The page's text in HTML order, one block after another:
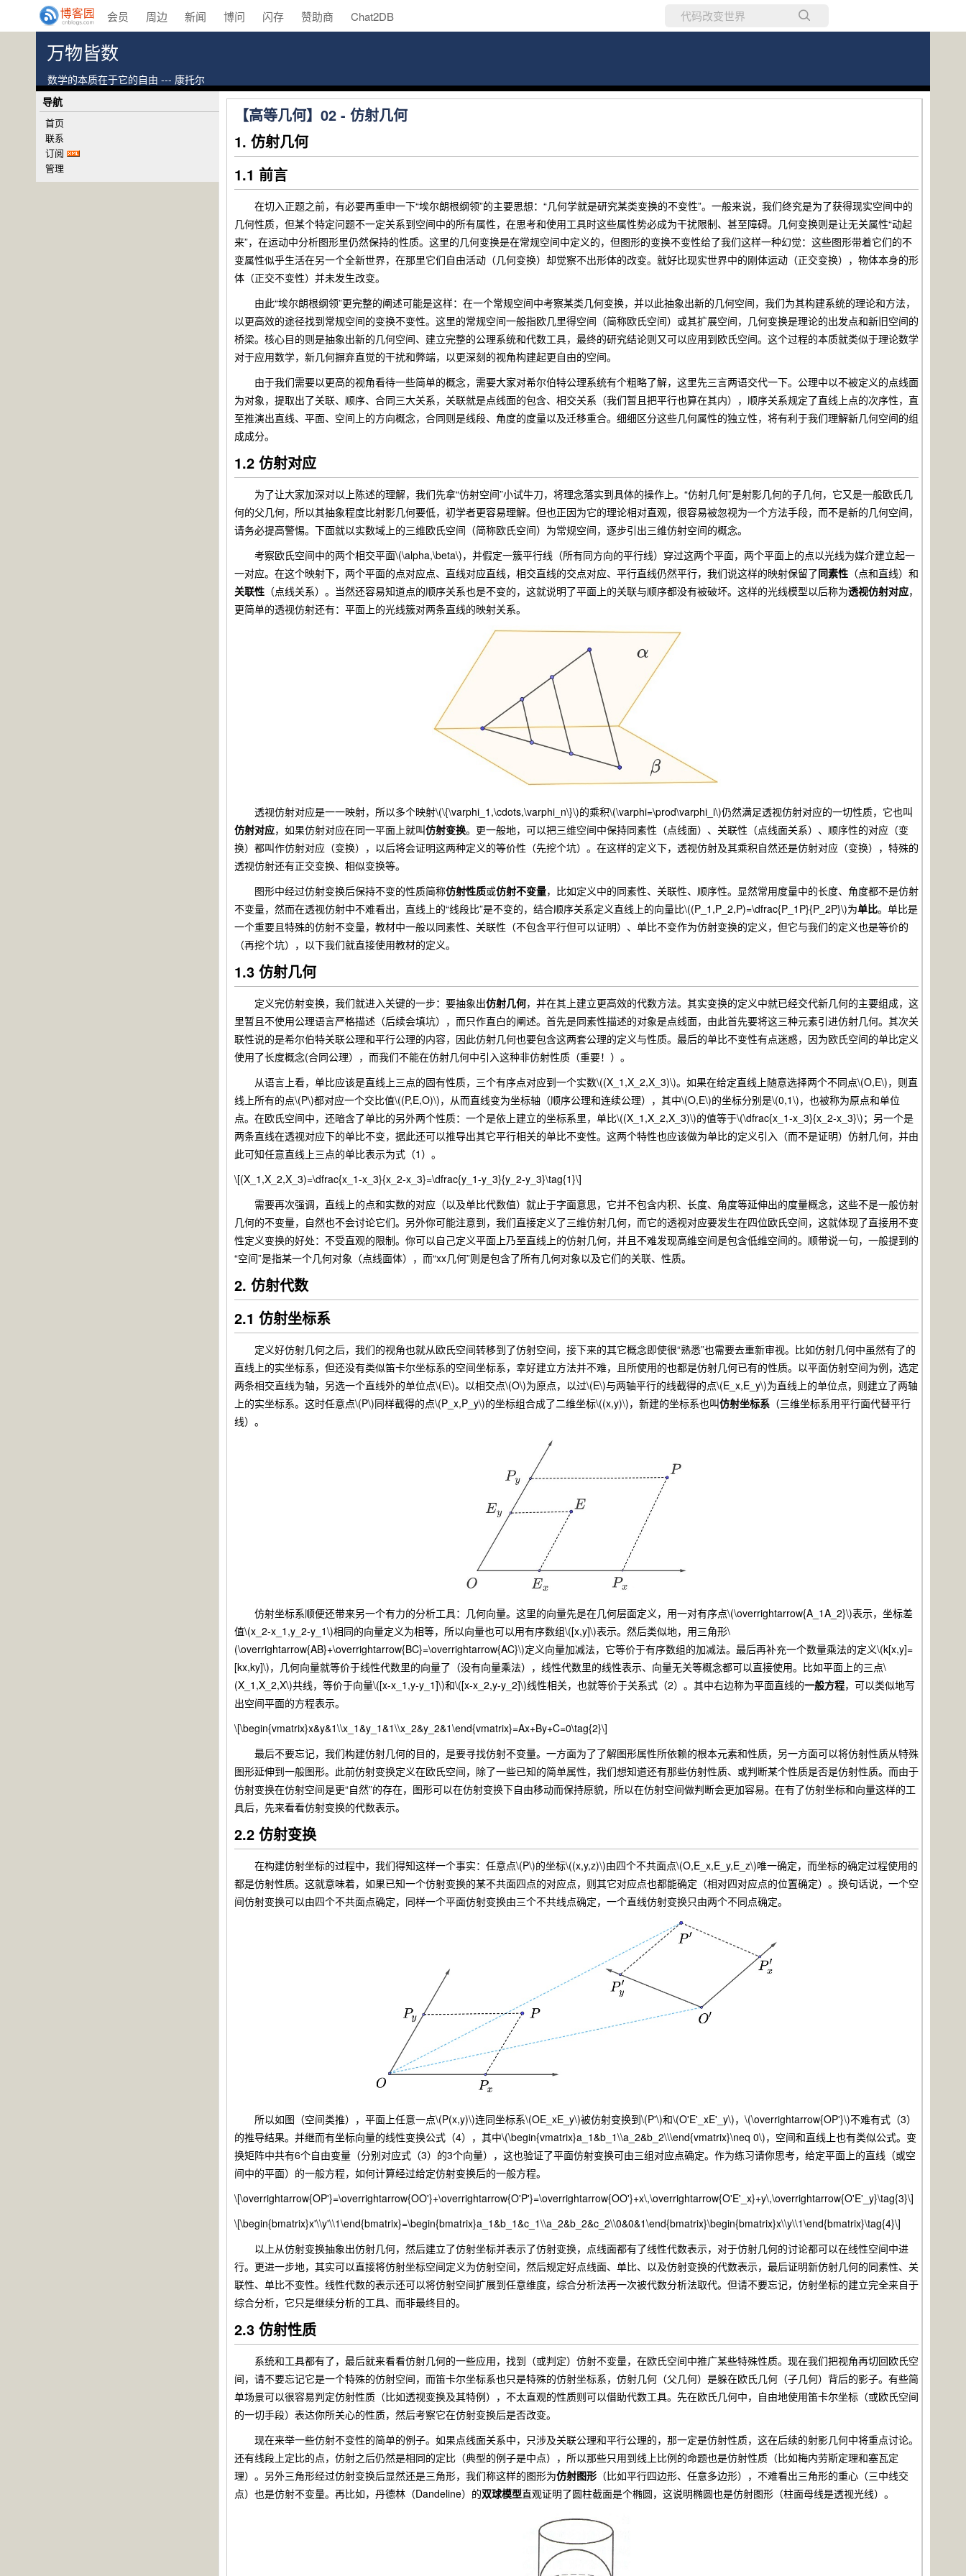
会员 周边 新闻 博问 闪存 赞助商 Chat2DB
万物皆数
数学的本质在于它的自由 --- 康托尔
【高等几何】02 - 仿射几何
1. 仿射几何
1.1 前言
在切入正题之前，有必要再重申一下“埃尔朗根纲领”的主要思想：“几何学就是研究某类变换的不变性”。一般来说，我们终究是为了获得现实空间中的
几何性质，但某个特定问题不一定关系到空间中的所有属性，在思考和使用工具时这些属性势必成为干扰限制、甚至障碍。几何变换则是让无关属性“动起
来”，在运动中分析图形里仍然保持的性质。这里的几何变换是在常规空间中定义的，但图形的变换不变性给了我们这样一种幻觉：这些图形带着它们的不
变属性似乎生活在另一个全新世界，在那里它们自由活动（几何变换）却觉察不出形体的改变。就好比现实世界中的刚体运动（正交变换），物体本身的形
体（正交不变性）并未发生改变。
由此“埃尔朗根纲领”更完整的阐述可能是这样：在一个常规空间中考察某类几何变换，并以此抽象出新的几何空间，我们为其构建系统的理论和方法，
以更高效的途径找到常规空间的变换不变性。这里的常规空间一般指欧几里得空间（简称欧氏空间）或其扩展空间，几何变换是理论的出发点和新旧空间的
桥梁。核心目的则是抽象出新的几何空间、建立完整的公理系统和代数工具，最终的研究结论则又可以应用到欧氏空间。这个过程的本质就类似于理论数学
对于应用数学，新几何摒弃直觉的干扰和弊端，以更深刻的视角构建起更自由的空间。
由于我们需要以更高的视角看待一些简单的概念，需要大家对希尔伯特公理系统有个粗略了解，这里先三言两语交代一下。公理中以不被定义的点线面
为对象，提取出了关联、顺序、合同三大关系，关联就是点线面的包含、相交关系（我们暂且把平行也算在其内），顺序关系规定了直线上点的次序性，直
至推演出直线、平面、空间上的方向概念，合同则是线段、角度的度量以及迁移重合。细细区分这些几何属性的独立性，将有利于我们理解新几何空间的组
成成分。
1.2 仿射对应
为了让大家加深对以上陈述的理解，我们先拿“仿射空间”小试牛刀，将理念落实到具体的操作上。“仿射几何”是射影几何的子几何，它又是一般欧氏几
何的父几何，所以其抽象程度比射影几何要低，初学者更容易理解。但也正因为它的理论相对直观，很容易被忽视为一个方法手段，而不是新的几何空间，
请务必提高警惕。下面就以实数域上的三维欧氏空间（简称欧氏空间）为常规空间，逐步引出三维仿射空间的概念。
考察欧氏空间中的两个相交平面\(\alpha,\beta\)，并假定一簇平行线（所有同方向的平行线）穿过这两个平面，两个平面上的点以光线为媒介建立起一
一对应。在这个映射下，两个平面的点对应点、直线对应直线，相交直线的交点对应、平行直线仍然平行，我们说这样的映射保留了同素性 （点和直线）和
关联性 （点线关系）。当然还容易知道点的顺序关系也是不变的，这就说明了平面上的关联与顺序都没有被破坏。这样的光线模型以后称为透视仿射对应，
更简单的透视仿射还有：平面上的光线簇对两条直线的映射关系。
透视仿射对应是一一映射，所以多个映射\(\{\varphi_1,\cdots,\varphi_n\}\)的乘积\(\varphi=\prod\varphi_i\)仍然满足透视仿射对应的一切性质，它也叫
仿射对应，如果仿射对应在同一平面上就叫仿射变换。更一般地，可以把三维空间中保持同素性（点线面）、关联性（点线面关系）、顺序性的对应（变
换）都叫作仿射对应（变换），以后将会证明这两种定义的等价性（先挖个坑）。在这样的定义下，透视仿射及其乘积自然还是仿射对应（变换），特殊的
透视仿射还有正交变换、相似变换等。
图形中经过仿射变换后保持不变的性质简称仿射性质或仿射不变量，比如定义中的同素性、关联性、顺序性。显然常用度量中的长度、角度都不是仿射
不变量，然而在透视仿射中不难看出，直线上的“线段比”是不变的，结合顺序关系定义直线上的向量比\((P_1,P_2,P)=\dfrac{P_1P}{P_2P}\)为单比。单比是
一个重要且特殊的仿射不变量，教材中一般以同素性、关联性（不包含平行但可以证明）、单比不变作为仿射变换的定义，但它与我们的定义也是等价的
（再挖个坑），以下我们就直接使用教材的定义。
1.3 仿射几何
定义完仿射变换，我们就进入关键的一步：要抽象出仿射几何，并在其上建立更高效的代数方法。其实变换的定义中就已经交代新几何的主要组成，这
里暂且不使用公理语言严格描述（后续会填坑），而只作直白的阐述。首先是同素性描述的对象是点线面，由此首先要将这三种元素引进仿射几何。其次关
联性说的是希尔伯特关联公理和平行公理的内容，因此仿射几何也要包含这两套公理的定义与性质。最后的单比不变性有点迷惑，因为欧氏空间的单比定义
使用了长度概念(合同公理），而我们不能在仿射几何中引入这种非仿射性质（重要！）。
从语言上看，单比应该是直线上三点的固有性质，三个有序点对应到一个实数\((X_1,X_2,X_3)\)。如果在给定直线上随意选择两个不同点\(O,E\)，则直
线上所有的点\(P\)都对应一个交比值\((P,E,O)\)，从而直线变为坐标轴（顺序公理和连续公理），其中\(O,E\)的坐标分别是\(0,1\)，也被称为原点和单位
点。在欧氏空间中，还暗含了单比的另外两个性质：一个是依上建立的坐标系里，单比\((X_1,X_2,X_3)\)的值等于\(\dfrac{x_1-x_3}{x_2-x_3}\)；另一个是
两条直线在透视对应下的单比不变，据此还可以推导出其它平行相关的单比不变性。这两个特性也应该做为单比的定义引入（而不是证明）仿射几何，并由
此可知任意直线上三点的单比表示为式（1）。
\[(X_1,X_2,X_3)=\dfrac{x_1-x_3}{x_2-x_3}=\dfrac{y_1-y_3}{y_2-y_3}\tag{1}\]
需要再次强调，直线上的点和实数的对应（以及单比代数值）就止于字面意思，它并不包含内积、长度、角度等延伸出的度量概念，这些不是一般仿射
几何的不变量，自然也不会讨论它们。另外你可能注意到，我们直接定义了三维仿射几何，而它的透视对应要发生在四位欧氏空间，这就体现了直接用不变
性定义变换的好处：不受直观的限制。你可以自己定义平面上乃至直线上的仿射几何，并且不难发现高维空间是包含低维空间的。顺带说一句，一般提到的
“空间”是指某一个几何对象（点线面体），而“xx几何”则是包含了所有几何对象以及它们的关联、性质。
2. 仿射代数
2.1 仿射坐标系
定义好仿射几何之后，我们的视角也就从欧氏空间转移到了仿射空间，接下来的其它概念即使很“熟悉”也需要去重新审视。比如仿射几何中虽然有了的
直线上的实坐标系，但还没有类似笛卡尔坐标系的空间坐标系，幸好建立方法并不难，且所使用的也都是仿射几何已有的性质。以平面仿射空间为例，选定
两条相交直线为轴，另选一个直线外的单位点\(E\)。以相交点\(O\)为原点，以过\(E\)与两轴平行的线截得的点\(E_x,E_y\)为直线上的单位点，则建立了两轴
上的实坐标系。这时任意点\(P\)同样截得的点\(P_x,P_y\)的坐标组合成了二维坐标\((x,y)\)，新建的坐标系也叫仿射坐标系 （三维坐标系用平行面代替平行
线）。
仿射坐标系顺便还带来另一个有力的分析工具：几何向量。这里的向量先是在几何层面定义，用一对有序点\(\overrightarrow{A_1A_2}\)表示，坐标差
值\(x_2-x_1,y_2-y_1\)相同的向量定义为相等，所以向量也可以用有序数组\([x,y]\)表示。然后类似地，用三角形\
(\overrightarrow{AB}+\overrightarrow{BC}=\overrightarrow{AC}\)定义向量加减法，它等价于有序数组的加减法。最后再补充一个数量乘法的定义\(k[x,y]=
[kx,ky]\)，几何向量就等价于线性代数里的向量了（没有向量乘法），线性代数里的线性表示、向量无关等概念都可以直接使用。比如平面上的三点\
(X_1,X_2,X\)共线，等价于向量\([x-x_1,y-y_1]\)和\([x-x_2,y-y_2]\)线性相关，也就等价于关系式（2）。其中右边称为平面直线的一般方程，可以类似地写
出空间平面的方程表示。
\[\begin{vmatrix}x&y&1\\x_1&y_1&1\\x_2&y_2&1\end{vmatrix}=Ax+By+C=0\tag{2}\]
最后不要忘记，我们构建仿射几何的目的，是要寻找仿射不变量。一方面为了了解图形属性所依赖的根本元素和性质，另一方面可以将仿射性质从特殊
图形延伸到一般图形。此前仿射变换定义在欧氏空间，除了一些已知的简单属性，我们想知道还有那些仿射性质、或判断某个性质是否是仿射性质。而由于
仿射变换在仿射空间是更“自然”的存在，图形可以在仿射变换下自由移动而保持原貌，所以在仿射空间做判断会更加容易。在有了仿射坐标和向量这样的工
具后，先来看看仿射变换的代数表示。
2.2 仿射变换
在构建仿射坐标的过程中，我们得知这样一个事实：任意点\(P\)的坐标\((x,y,z)\)由四个不共面点\(O,E_x,E_y,E_z\)唯一确定，而坐标的确定过程使用的
都是仿射性质。这就意味着，如果已知一个仿射变换的某不共面四点的对应点，则其它对应点也都能确定（相对四对应点的位置确定）。换句话说，一个空
间仿射变换可以由四个不共面点确定，同样一个平面仿射变换由三个不共线点确定，一个直线仿射变换只由两个不同点确定。
所以如图（空间类推），平面上任意一点\(P(x,y)\)连同坐标系\(OE_xE_y\)被仿射变换到\(P'\)和\(O'E'_xE'_y\)，\(\overrightarrow{OP'}\)不难有式（3）
的推导结果。并继而有坐标向量的线性变换公式（4），其中\(\begin{vmatrix}a_1&b_1\\a_2&b_2\\\end{vmatrix}\neq 0\)，空间和直线上也有类似公式。变
换矩阵中共有6个自由变量（分别对应式（3）的3个向量），这也验证了平面仿射变换可由三组对应点确定。作为练习请你思考，给定平面上的直线（或空
间中的平面）的一般方程，如何计算经过给定仿射变换后的一般方程。
\[\overrightarrow{OP'}=\overrightarrow{OO'}+\overrightarrow{O'P'}=\overrightarrow{OO'}+x\,\overrightarrow{O'E'_x}+y\,\overrightarrow{O'E'_y}\tag{3}\]
\[\begin{bmatrix}x'\\y'\\1\end{bmatrix}=\begin{bmatrix}a_1&b_1&c_1\\a_2&b_2&c_2\\0&0&1\end{bmatrix}\begin{bmatrix}x\\y\\1\end{bmatrix}\tag{4}\]
以上从仿射变换抽象出仿射几何，然后建立了仿射坐标并表示了仿射变换，点线面都有了线性代数表示，对于仿射几何的讨论都可以在线性空间中进
行。更进一步地，其实可以直接将仿射坐标空间定义为仿射空间，然后规定好点线面、单比、以及仿射变换的代数表示，最后证明新仿射几何的同素性、关
联性、单比不变性。线性代数的表示还可以将仿射空间扩展到任意维度，综合分析法再一次被代数分析法取代。但请不要忘记，仿射坐标的建立完全来自于
综合分析，它只是继续分析的工具、而非最终目的。
2.3 仿射性质
系统和工具都有了，最后就来看看仿射几何的一些应用，找到（或判定）仿射不变量，在欧氏空间中推广某些特殊性质。现在我们把视角再切回欧氏空
间，请不要忘记它是一个特殊的仿射空间，而笛卡尔坐标系也只是特殊的仿射坐标系，仿射几何（父几何）是躲在欧氏几何（子几何）背后的影子。有些简
单场景可以很容易判定仿射性质（比如透视变换及其特例），不太直观的性质则可以借助代数工具。先在欧氏几何中，自由地使用笛卡尔坐标（或欧氏空间
的一切手段）表达你所关心的性质，然后考察它在仿射变换后是否改变。
现在来举一些仿射不变性的简单的例子。如果点线面关系中，只涉及关联公理和平行公理的，那一定是仿射性质，这在后续的射影几何中将重点讨论。
还有线段上定比的点，仿射之后仍然是相同的定比（典型的例子是中点），所以那些只用到线上比例的命题也是仿射性质（比如梅内劳斯定理和塞瓦定
理）。另外三角形经过仿射变换后显然还是三角形，我们称这样的图形为仿射图形 （比如平行四边形、任意多边形），不难看出三角形的重心（三中线交
点）也是仿射不变量。再比如，丹德林（Dandeline）的双球模型直观证明了圆柱截面是个椭圆，这说明椭圆也是仿射图形（柱面母线是透视光线）。
导航
首页
联系
订阅
管理